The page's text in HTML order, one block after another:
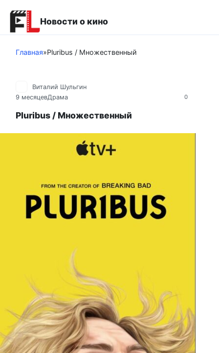
контенту
Новости о кино
Главная»Pluribus / Множественный
0
Виталий Шульгин
9 месяцевДрама
Pluribus / Множественный